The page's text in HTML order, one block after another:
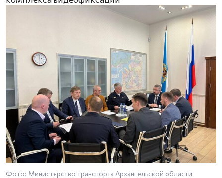
Фото: Министерство транспорта Архангельской области